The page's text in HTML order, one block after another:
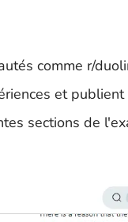
comme r/
et
sections de